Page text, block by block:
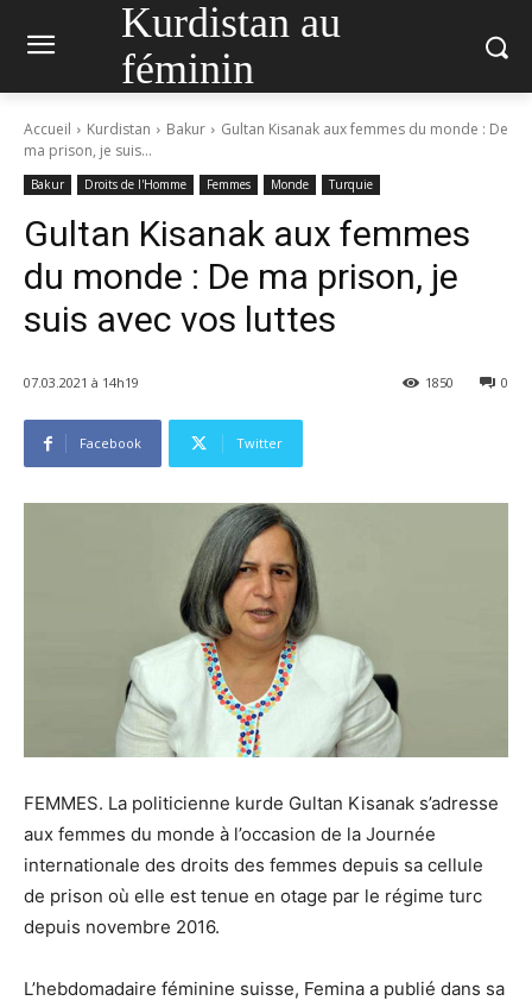
Kurdistan au
féminin
Accueil Kurdistan Bakur
Gultan Kisanak aux femmes du monde : De
ma prison, je suis...
Bakur Droits de l'Homme Femmes Monde Turquie
Gultan Kisanak aux femmes
du monde : De ma prison, je
suis avec vos luttes
07.03.2021 à 14h19 0
1850
Facebook Twitter
FEMMES. La politicienne kurde Gultan Kisanak s’adresse
aux femmes du monde à l’occasion de la Journée
internationale des droits des femmes depuis sa cellule
de prison où elle est tenue en otage par le régime turc
depuis novembre 2016.
L’hebdomadaire féminine suisse, Femina a publié dans sa